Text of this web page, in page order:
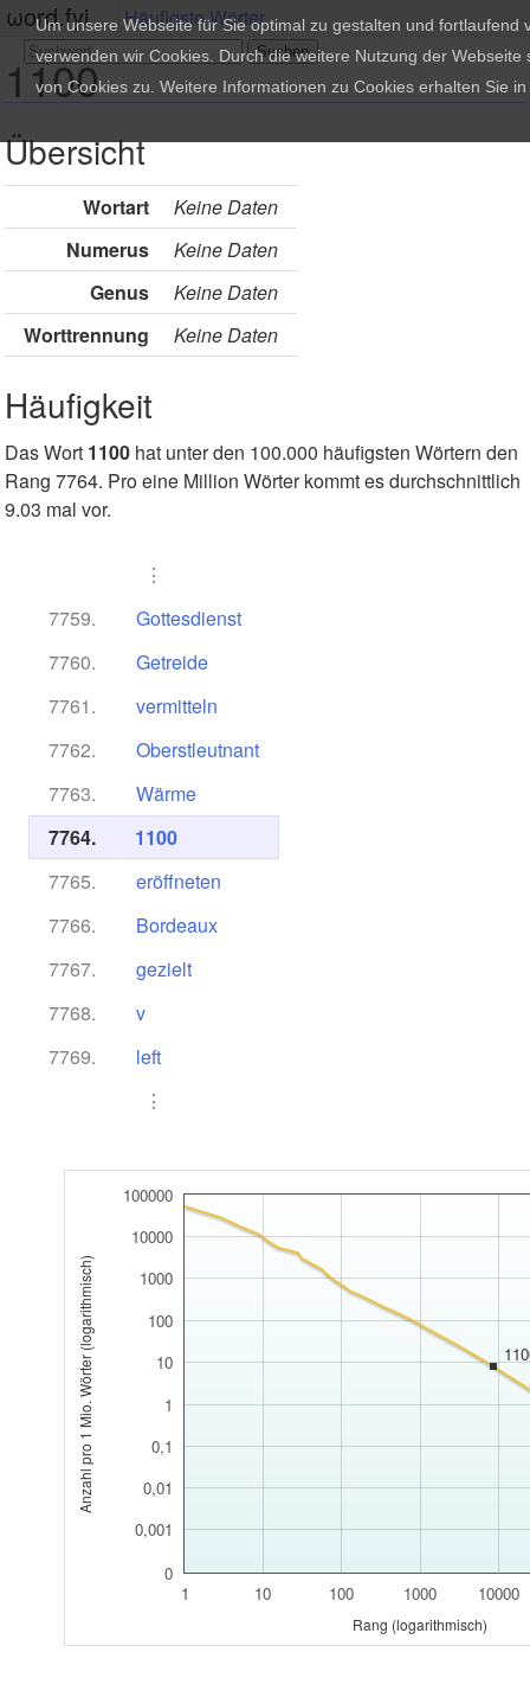
ωord.fyi Häufigste Wörter
1100
Übersicht
Wortart
Keine Daten
Numerus
Keine Daten
Genus
Keine Daten
Worttrennung
Keine Daten
Häufigkeit
Das Wort 1100 hat unter den 100.000 häufigsten Wörtern den
Rang 7764. Pro eine Million Wörter kommt es durchschnittlich
9.03 mal vor.
⋮
7759.
Gottesdienst
7760.
Getreide
7761.
vermitteln
7762.
Oberstleutnant
7763.
Wärme
7764.
1100
7765.
eröffneten
7766.
Bordeaux
7767.
gezielt
7768.
v
7769.
left
⋮
1 10 100 1000 10000
0
1
10
100
1000
10000
100000
0,001
0,01
0,1
Rang (logarithmisch)
Anzahl pro 1 Mio. Wörter (logarithmisch)
Um unsere Webseite für Sie optimal zu gestalten und fortlaufend
verwenden wir Cookies. Durch die weitere Nutzung der Webseite
von Cookies zu. Weitere Informationen zu Cookies erhalten Sie